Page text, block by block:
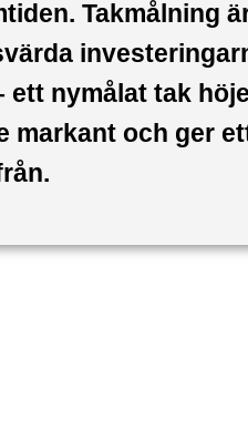
Takmålning
ett nymålat tak
markant och ger